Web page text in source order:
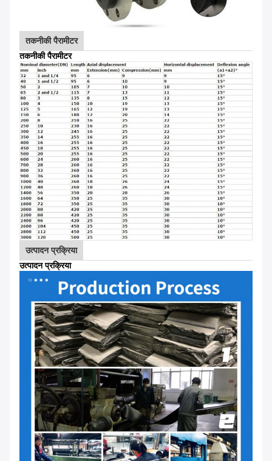
तकनीकी पैरामीटर
तकनीकी पैरामीटर
उत्पादन प्रक्रिया
उत्पादन प्रक्रिया